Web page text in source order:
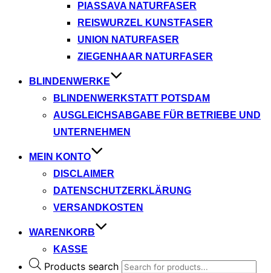
PIASSAVA NATURFASER
REISWURZEL KUNSTFASER
UNION NATURFASER
ZIEGENHAAR NATURFASER
BLINDENWERKE
BLINDENWERKSTATT POTSDAM
AUSGLEICHSABGABE FÜR BETRIEBE UND
UNTERNEHMEN
MEIN KONTO
DISCLAIMER
DATENSCHUTZERKLÄRUNG
VERSANDKOSTEN
WARENKORB
KASSE
Products search